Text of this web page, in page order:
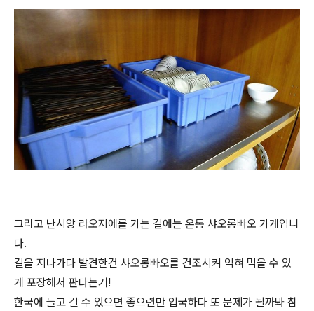
그리고 난시앙 라오지에를 가는 길에는 온통 샤오롱빠오 가게입니
다.
길을 지나가다 발견한건 샤오롱빠오를 건조시켜 익혀 먹을 수 있
게 포장해서 판다는거!
한국에 들고 갈 수 있으면 좋으련만 입국하다 또 문제가 될까봐 참